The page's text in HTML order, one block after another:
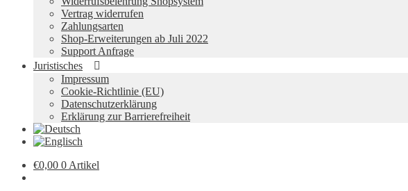
Vertrag widerrufen
Zahlungsarten
Shop-Erweiterungen ab Juli 2022
Support Anfrage
Juristisches
Impressum
Cookie-Richtlinie (EU)
Datenschutzerklärung
Erklärung zur Barrierefreiheit
€0,00 0 Artikel